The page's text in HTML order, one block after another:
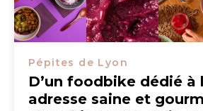
Pépites de Lyon
D’un foodbike dédié à
adresse saine et